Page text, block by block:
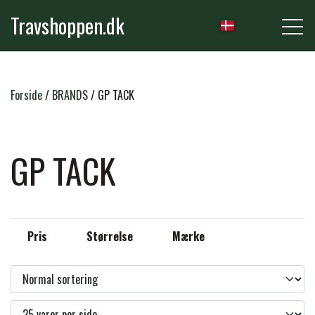
Travshoppen.dk
NYHEDER
TRENSER & TILBEHØR
SADLER & TILBEHØR
RYTTER
TRØJER, BLUSER & T-SHIRTS
PLEJE & STALD
STRIGLER & TILBEHØR
Forside BRANDS GP TACK
GP TACK
Pris Størrelse Mærke